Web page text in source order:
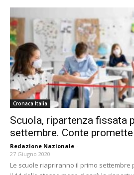
Cronaca Italia
Scuola, ripartenza fissata
settembre. Conte
Redazione Nazionale -
27 Giugno 2020
Le scuole riapriranno il primo settembre